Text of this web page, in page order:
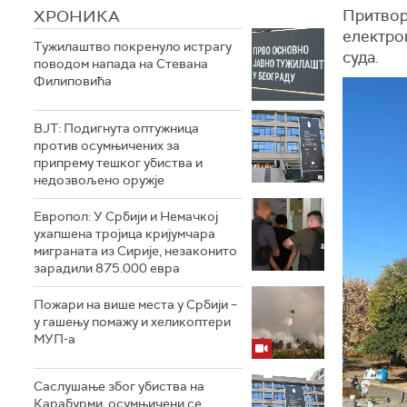
ХРОНИКА
Тужилаштво покренуло истрагу
поводом напада на Стевана
Филиповића
ВЈТ: Подигнута оптужница
против осумњичених за
припрему тешког убиства и
недозвољено оружје
Европол: У Србији и Немачкој
ухапшена тројица кријумчара
миграната из Сирије, незаконито
зарадили 875.000 евра
Пожари на више места у Србији –
у гашењу помажу и хеликоптери
МУП-а
Саслушање због убиства на
Карабурми, осумњичени се
суда.